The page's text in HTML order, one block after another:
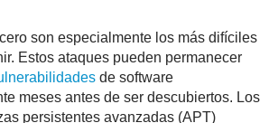
son especialmente los más difíciles
Estos ataques pueden permanecer
de software
meses antes de ser descubiertos. Los
persistentes avanzadas (APT)